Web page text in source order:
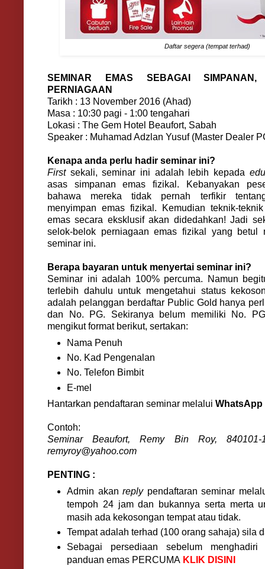
Daftar segera (tempat terhad)
SEMINAR EMAS SEBAGAI
PERNIAGAAN
Tarikh : 13 November 2016 (Ahad)
Masa : 10:30 pagi - 1:00 tengahari
Lokasi : The Gem Hotel Beaufort, Sabah
Speaker : Muhamad Adzlan Yusuf (Master Dealer
Kenapa anda perlu hadir seminar ini?
Firstsekali, seminar ini adalah lebih kepada
asas simpanan emas fizikal. Kebanyakan
bahawa mereka tidak pernah terfikir
menyimpan emas fizikal. Kemudian teknik-
emas secara eksklusif akan didedahkan! Jadi
selok-belok perniagaan emas fizikal yang betul
seminar ini.
Berapa bayaran untuk menyertai seminar ini?
Seminar ini adalah 100% percuma. Namun
terlebih dahulu untuk mengetahui status
adalah pelanggan berdaftar Public Gold hanya
dan No. PG. Sekiranya belum memiliki No.
mengikut format berikut, sertakan:
Nama Penuh
No. Kad Pengenalan
No. Telefon Bimbit
E-mel
Hantarkan pendaftaran seminar melalui WhatsApp
Contoh:
Seminar Beaufort, Remy Bin Roy, 840101-
remyroy@yahoo.com
PENTING :
Admin akanreply pendaftaran seminar
tempoh 24 jam dan bukannya serta merta
masih ada kekosongan tempat atau tidak.
Tempat adalah terhad (100 orang sahaja) sila
Sebagai persediaan sebelum menghadiri
panduan emas PERCUMA KLIK DISINI